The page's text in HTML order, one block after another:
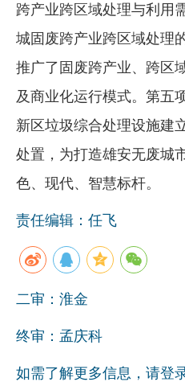
《资源再生》杂志
行情报价
跨产业跨区域处理与利用
城固废跨产业跨区域处理
推广了固废跨产业、跨区
及商业化运行模式。第五
新区垃圾综合处理设施建
处置，为打造雄安无废城
色、现代、智慧标杆。
责任编辑：任飞
二审：淮金
终审：孟庆科
如需了解更多信息，请登